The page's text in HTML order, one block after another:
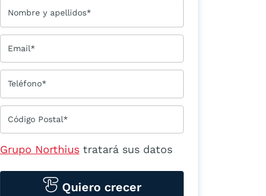
Nombre y apellidos*
Email*
Teléfono*
Código Postal*
Grupo Northius tratará sus datos
medios tecnológicos, incluso
Quiero crecer